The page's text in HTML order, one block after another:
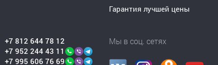
Гарантия лучшей цены
+7 812 644 78 12
+7 952 244 43 11
+7 995 606 76 69
Мы в соц. сетях